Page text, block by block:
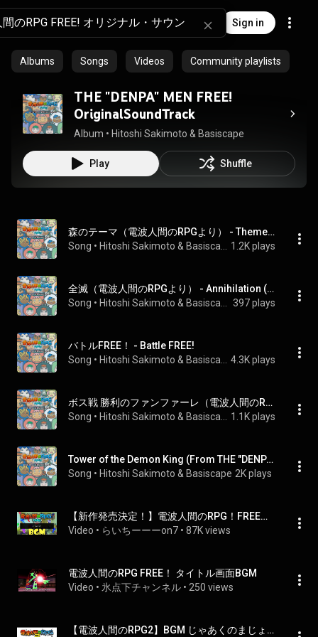
Sign in
Albums Songs Videos Community playlists
THE "DENPA" MEN FREE!
OriginalSoundTrack
Album • Hitoshi Sakimoto & Basiscape
Play Shuffle
森のテーマ（電波人間のRPGより） - Theme of the Forest (From THE "DENPA" MEN )
Song • 1.2K plays
全滅（電波人間のRPGより） - Annihilation (From THE "DENPA" MEN )
Song • 397 plays
バトルFREE！ - Battle FREE!
Song • 4.3K plays
ボス戦 勝利のファンファーレ（電波人間のRPGより） - Boss Battle Victory Fanfare (From THE "DENPA" MEN )
Song • 1.1K plays
Tower of the Demon King (From THE "DENPA" MEN )
Song • Hitoshi Sakimoto & Basiscape 2K plays
【新作発売決定！】電波人間のRPG！FREEの懐かしのBGM【作業用BGM】
Video • らいちーーーon7 • 87K views
電波人間のRPG FREE！ タイトル画面BGM
Video • 氷点下チャンネル • 250 views
【電波人間のRPG2】BGM じゃあくのまじょ戦